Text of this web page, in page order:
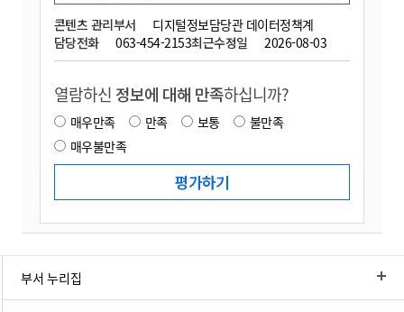
콘텐츠 관리부서
디지털정보담당관 데이터정책계
담당전화
063-454-2153최근수정일 2026-08-03
열람하신 정보에 대해 만족하십니까?
매우만족 만족 보통
불만족
매우불만족
부서 누리집